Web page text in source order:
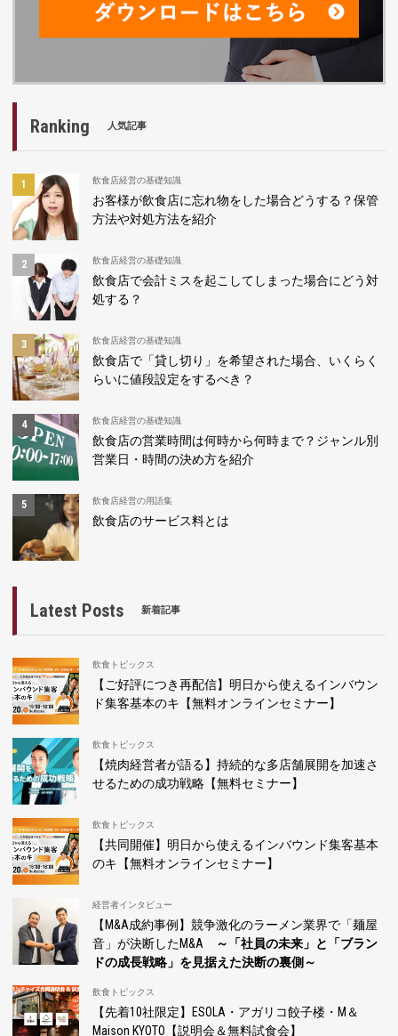
Ranking 人気記事
飲食店経営の基礎知識
お客様が飲食店に忘れ物をした場合どうする？保管
方法や対処方法を紹介
飲食店経営の基礎知識
飲食店で会計ミスを起こしてしまった場合にどう対
処する？
飲食店経営の基礎知識
飲食店で「貸し切り」を希望された場合、いくらく
らいに値段設定をするべき？
飲食店経営の基礎知識
飲食店の営業時間は何時から何時まで？ジャンル別
営業日・時間の決め方を紹介
飲食店経営の用語集
飲食店のサービス料とは
Latest Posts 新着記事
飲食トピックス
【ご好評につき再配信】明日から使えるインバウン
ド集客基本のキ【無料オンラインセミナー】
飲食トピックス
【焼肉経営者が語る】持続的な多店舗展開を加速さ
せるための成功戦略【無料セミナー】
飲食トピックス
【共同開催】明日から使えるインバウンド集客基本
のキ【無料オンラインセミナー】
経営者インタビュー
【M&A成約事例】競争激化のラーメン業界で「麺屋
音」が決断したM&A
～「社員の未来」と「ブラン
ドの成長戦略」を見据えた決断の裏側～
飲食トピックス
【先着10社限定】ESOLA・アガリコ餃子楼・M＆
Maison KYOTO【説明会＆無料試食会】